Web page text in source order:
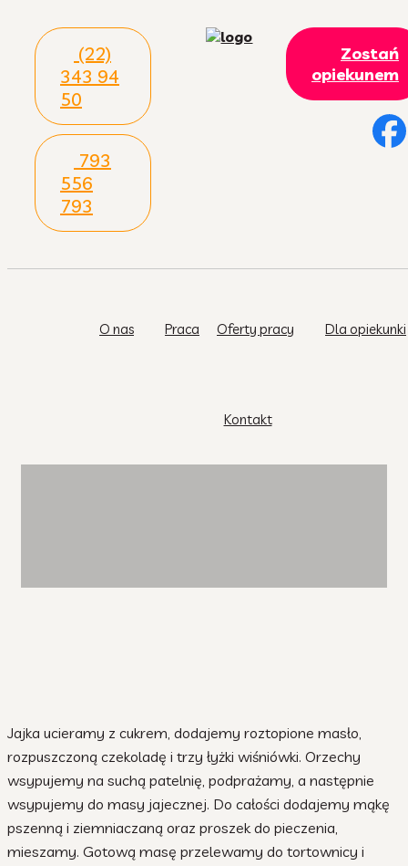
(22)
343 94
50
793
556
793
Zostań
opiekunem
O nas Praca Oferty pracy Dla opiekunki
Kontakt
Jajka ucieramy z cukrem, dodajemy roztopione masło,
rozpuszczoną czekoladę i trzy łyżki wiśniówki. Orzechy
wsypujemy na suchą patelnię, podprażamy, a następnie
wsypujemy do masy jajecznej. Do całości dodajemy mąkę
pszenną i ziemniaczaną oraz proszek do pieczenia,
mieszamy. Gotową masę przelewamy do tortownicy i